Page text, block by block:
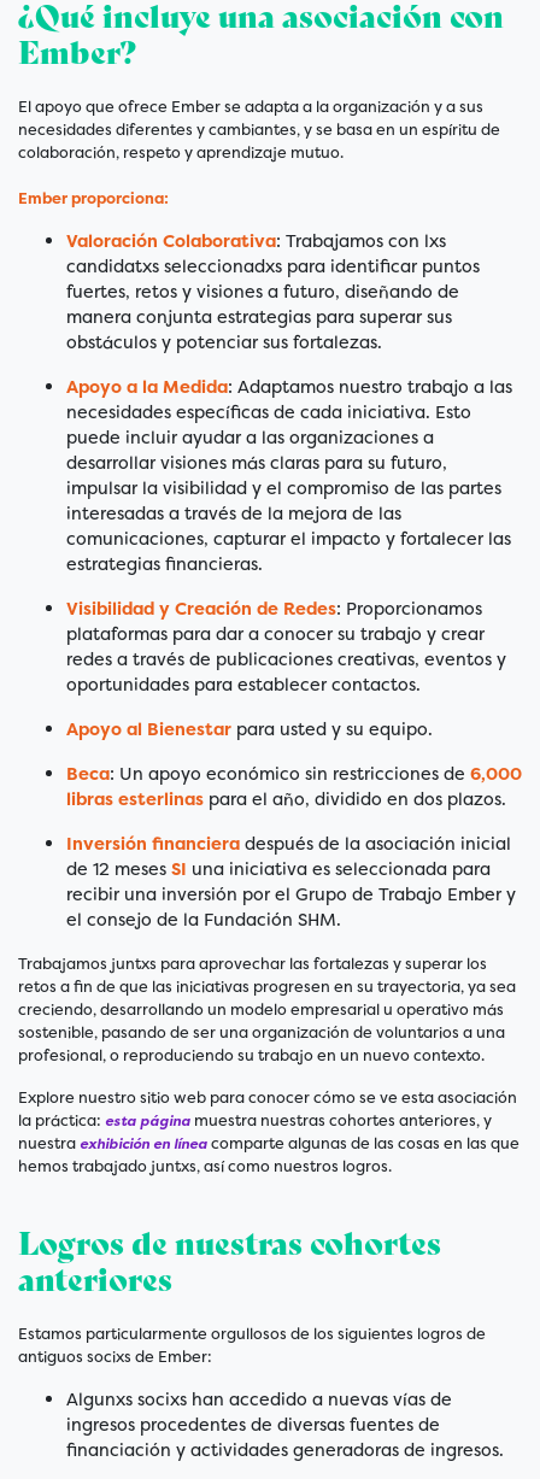
¿Qué incluye una asociación con
Ember?
El apoyo que ofrece Ember se adapta a la organización y a sus
necesidades diferentes y cambiantes, y se basa en un espíritu de
colaboración, respeto y aprendizaje mutuo.
Ember proporciona:
Valoración Colaborativa: Trabajamos con lxs
candidatxs seleccionadxs para identificar puntos
fuertes, retos y visiones a futuro, diseñando de
manera conjunta estrategias para superar sus
obstáculos y potenciar sus fortalezas.
Apoyo a la Medida: Adaptamos nuestro trabajo a las
necesidades específicas de cada iniciativa. Esto
puede incluir ayudar a las organizaciones a
desarrollar visiones más claras para su futuro,
impulsar la visibilidad y el compromiso de las partes
interesadas a través de la mejora de las
comunicaciones, capturar el impacto y fortalecer las
estrategias financieras.
Visibilidad y Creación de Redes: Proporcionamos
plataformas para dar a conocer su trabajo y crear
redes a través de publicaciones creativas, eventos y
oportunidades para establecer contactos.
Apoyo al Bienestar para usted y su equipo.
Beca: Un apoyo económico sin restricciones de 6,000
libras esterlinas para el año, dividido en dos plazos.
Inversión financiera después de la asociación inicial
de 12 meses SI una iniciativa es seleccionada para
recibir una inversión por el Grupo de Trabajo Ember y
el consejo de la Fundación SHM.
Trabajamos juntxs para aprovechar las fortalezas y superar los
retos a fin de que las iniciativas progresen en su trayectoria, ya sea
creciendo, desarrollando un modelo empresarial u operativo más
sostenible, pasando de ser una organización de voluntarios a una
profesional, o reproduciendo su trabajo en un nuevo contexto.
Explore nuestro sitio web para conocer cómo se ve esta asociación
la práctica: esta página muestra nuestras cohortes anteriores, y
nuestraexhibición en líneacomparte algunas de las cosas en las que
hemos trabajado juntxs, así como nuestros logros.
Logros de nuestras cohortes
anteriores
Estamos particularmente orgullosos de los siguientes logros de
antiguos socixs de Ember:
Algunxs socixs han accedido a nuevas vías de
ingresos procedentes de diversas fuentes de
financiación y actividades generadoras de ingresos.